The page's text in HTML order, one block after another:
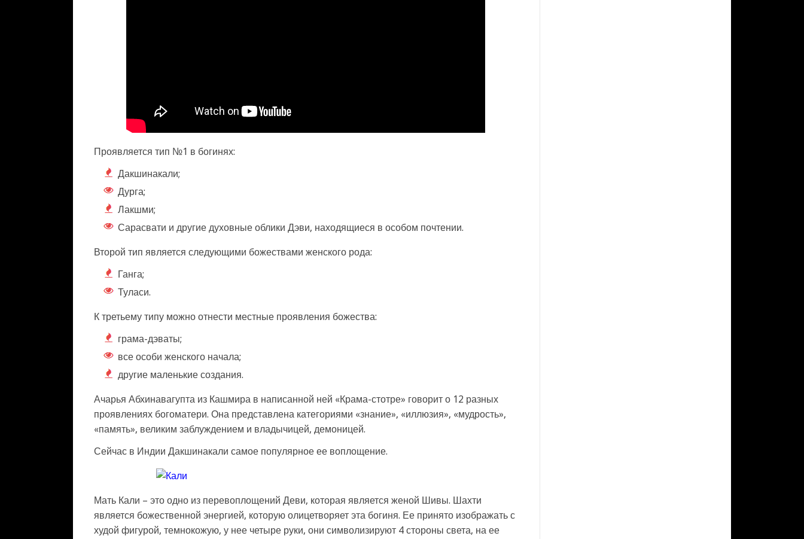
Проявляется тип №1 в богинях:
Дакшинакали;
Дурга;
Лакшми;
Сарасвати и другие духовные облики Дэви, находящиеся в особом почтении.
Второй тип является следующими божествами женского рода:
Ганга;
Туласи.
К третьему типу можно отнести местные проявления божества:
грама-дэваты;
все особи женского начала;
другие маленькие создания.
Ачарья Абхинавагупта из Кашмира в написанной ней «Крама-стотре» говорит о 12 разных
проявлениях богоматери. Она представлена категориями «знание», «иллюзия», «мудрость»,
«память», великим заблуждением и владычицей, демоницей.
Сейчас в Индии Дакшинакали самое популярное ее воплощение.
Мать Кали – это одно из перевоплощений Деви, которая является женой Шивы. Шахти
является божественной энергией, которую олицетворяет эта богиня. Ее принято изображать с
худой фигурой, темнокожую, у нее четыре руки, они символизируют 4 стороны света, на ее